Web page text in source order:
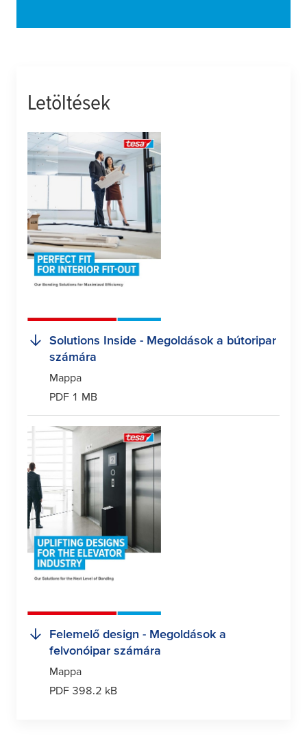
Letöltések
Solutions Inside - Megoldások a bútoripar
számára
Mappa
PDF 1 MB
Felemelő design - Megoldások a
felvonóipar számára
Mappa
PDF 398.2 kB